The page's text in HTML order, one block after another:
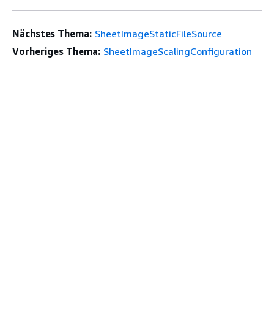
Nächstes Thema: SheetImageStaticFileSource
Vorheriges Thema: SheetImageScalingConfiguration